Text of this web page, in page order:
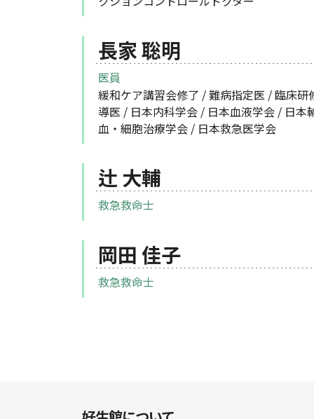
長家 聡明
医員
緩和ケア講習会修了 / 難病指定医 / 臨床研
導医 / 日本内科学会 / 日本血液学会 / 日本
血・細胞治療学会 / 日本救急医学会
辻 大輔
救急救命士
岡田 佳子
救急救命士